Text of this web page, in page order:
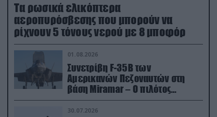
Τα ρωσικά ελικόπτερα
αεροπυρόσβεσης που μπορούν να
ρίχνουν 5 τόνους νερού με 8 μποφόρ
01.08.2026
Συνετρίβη F-35B των
Αμερικανών Πεζοναυτών στη
βάση Miramar – Ο πιλότος
εκτινάχθηκε εγκαίρως
30.07.2026